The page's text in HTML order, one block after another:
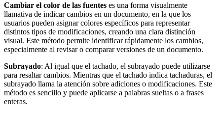
Cambiar el color de las fuentes es una forma visualmente
llamativa de indicar cambios en un documento, en la que los
usuarios pueden asignar colores específicos para representar
distintos tipos de modificaciones, creando una clara distinción
visual. Este método permite identificar rápidamente los cambios,
especialmente al revisar o comparar versiones de un documento.
Subrayado: Al igual que el tachado, el subrayado puede utilizarse
para resaltar cambios. Mientras que el tachado indica tachaduras, el
subrayado llama la atención sobre adiciones o modificaciones. Este
método es sencillo y puede aplicarse a palabras sueltas o a frases
enteras.